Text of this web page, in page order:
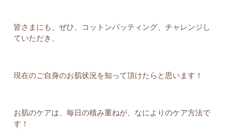
皆さまにも、ぜひ、コットンパッティング、チャレンジし
ていただき、
現在のご自身のお肌状況を知って頂けたらと思います！
お肌のケアは、毎日の積み重ねが、なによりのケア方法で
す！